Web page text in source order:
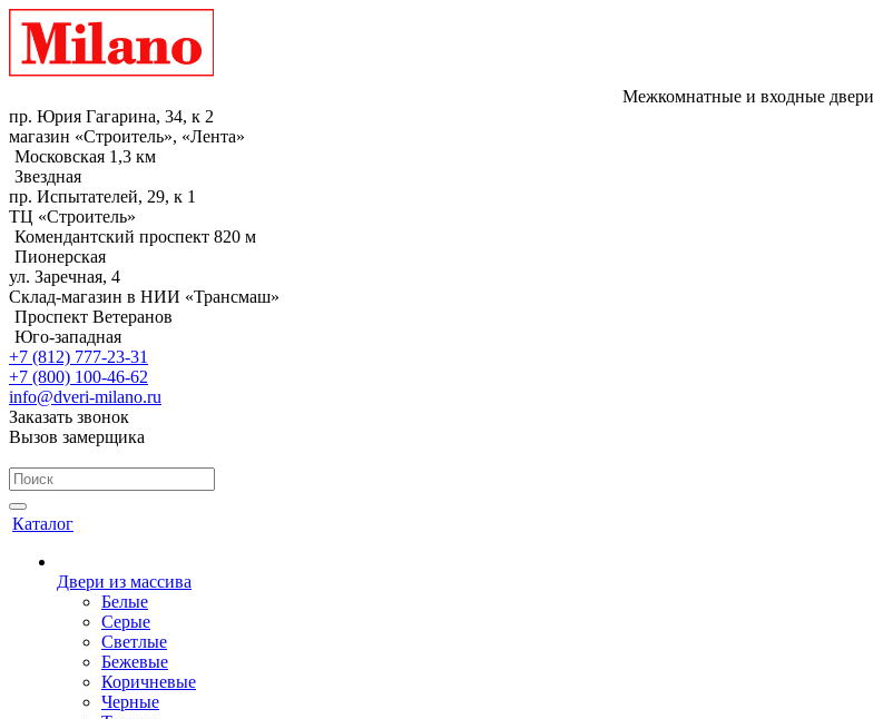
Межкомнатные и входные двери
пр. Юрия Гагарина, 34, к 2
магазин «Строитель», «Лента»
Московская 1,3 км
Звездная
пр. Испытателей, 29, к 1
ТЦ «Строитель»
Комендантский проспект 820 м
Пионерская
ул. Заречная, 4
Склад-магазин в НИИ «Трансмаш»
Проспект Ветеранов
Юго-западная
+7 (812) 777-23-31
+7 (800) 100-46-62
info@dveri-milano.ru
Заказать звонок
Вызов замерщика
Каталог
Двери из массива
Белые
Серые
Светлые
Бежевые
Коричневые
Черные